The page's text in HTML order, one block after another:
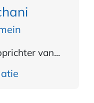
van...